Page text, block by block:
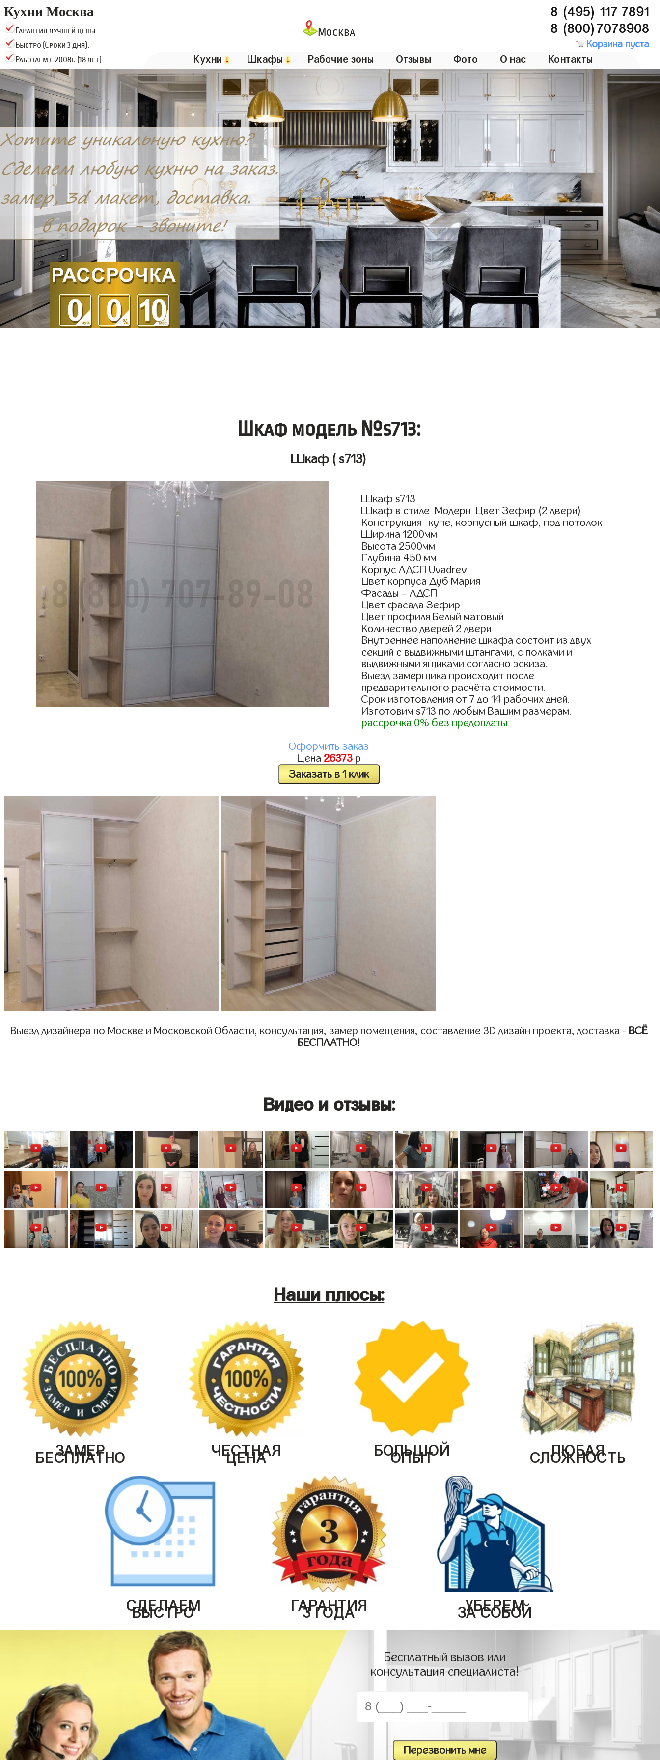
Кухни Москва
Гарантия лучшей цены
Быстро (Сроки 3 дня).
Работаем с 2008г. (18 лет)
Москва
8 (495) 117 7891
8 (800)7078908
Корзина пуста
Кухни↓ Шкафы↓ Рабочие зоны Отзывы Фото О нас Контакты
Шкаф модель №s713:
Шкаф ( s713)
Шкаф s713
Шкаф в стиле Модерн Цвет Зефир (2 двери)
Конструкция- купе, корпусный шкаф, под потолок
Ширина 1200мм
Высота 2500мм
Глубина 450 мм
Корпус ЛДСП Uvadrev
Цвет корпуса Дуб Мария
Фасады – ЛДСП
Цвет фасада Зефир
Цвет профиля Белый матовый
Количество дверей 2 двери
Внутреннее наполнение шкафа состоит из двух
секций с выдвижными штангами, с полками и
выдвижными ящиками согласно эскиза.
Выезд замерщика происходит после
предварительного расчёта стоимости.
Срок изготовления от 7 до 14 рабочих дней.
Изготовим s713 по любым Вашим размерам.
рассрочка 0% без предоплаты
Оформить заказ
Цена 26373р
Заказать в 1 клик
Выезд дизайнера по Москве и Московской Области, консультация, замер помещения, составление 3D дизайн проекта, доставка - ВСЁ
БЕСПЛАТНО!
Видео и отзывы:
Наши плюсы:
ЗАМЕР
БЕСПЛАТНО ЧЕСТНАЯ
ЦЕНА БОЛЬШОЙ
ОПЫТ ЛЮБАЯ
СЛОЖНОСТЬ
СДЕЛАЕМ
БЫСТРО ГАРАНТИЯ
3 ГОДА УБЕРЕМ
ЗА СОБОЙ
Бесплатный вызов или
консультация специалиста!